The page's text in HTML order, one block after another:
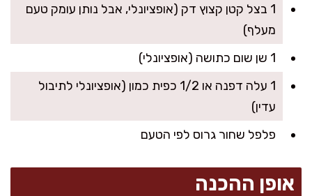
1 בצל קטן קצוץ דק (אופציונלי, אבל נותן עומק טעם
מעלף)
1 שן שום כתושה (אופציונלי)
1 עלה דפנה או 1/2 כפית כמון (אופציונלי לתיבול
עדין)
פלפל שחור גרוס לפי הטעם
אופן ההכנה